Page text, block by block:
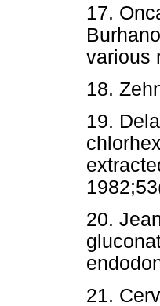
17.
various
18.
19.
20.
21.